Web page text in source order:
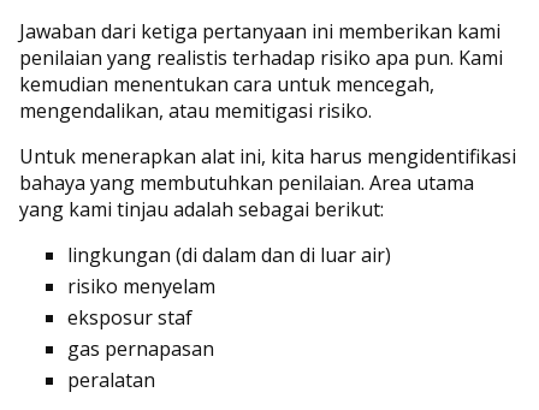
Jawaban dari ketiga pertanyaan ini memberikan kami
penilaian yang realistis terhadap risiko apa pun. Kami
kemudian menentukan cara untuk mencegah,
mengendalikan, atau memitigasi risiko.
Untuk menerapkan alat ini, kita harus mengidentifikasi
bahaya yang membutuhkan penilaian. Area utama
yang kami tinjau adalah sebagai berikut:
lingkungan (di dalam dan di luar air)
risiko menyelam
eksposur staf
gas pernapasan
peralatan